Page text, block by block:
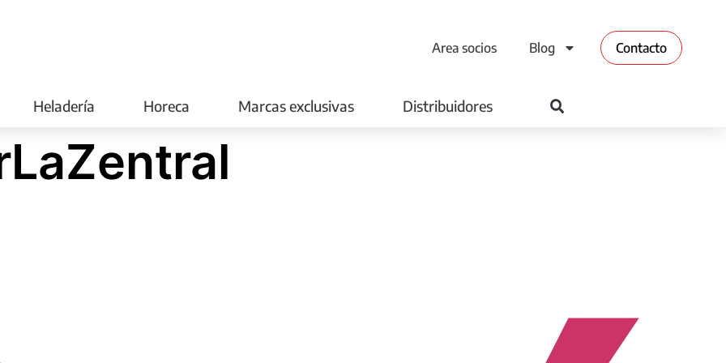
Area socios Blog Contacto
Heladería Horeca Marcas exclusivas Distribuidores